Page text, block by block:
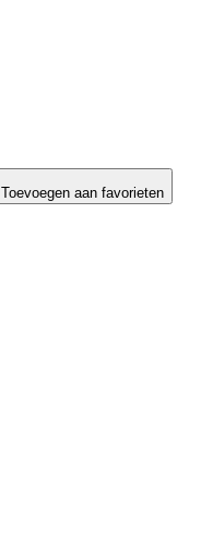
Toevoegen aan favorieten